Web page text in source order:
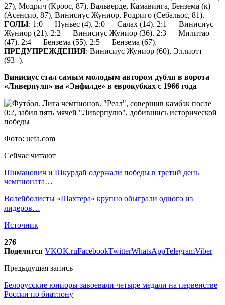
27), Модрич (Кроос, 87), Вальверде, Камавинга, Бензема (к)
(Асенсио, 87), Винисиус Жуниор, Родриго (Себальос, 81).
ГОЛЫ: 1:0 — Нуньес (4). 2:0 — Салах (14). 2:1 — Винисиус
Жуниор (21). 2:2 — Винисиус Жуниор (36). 2:3 — Милитао
(47). 2:4 — Бензема (55). 2:5 — Бензема (67).
ПРЕДУПРЕЖДЕНИЯ: Винисиус Жуниор (60), Эллиотт
(93+).
Винисиус стал самым молодым автором дубля в ворота
«Ливерпуля» на «Энфилде» в еврокубках с 1966 года
Фото: uefa.com
Сейчас читают
Шиманович и Шкурдай одержали победы в третий день
чемпионата…
Волейболисты «Шахтера» крупно обыграли одного из
лидеров…
Источник
276
Поделится VKOK.ruFacebookTwitterWhatsAppTelegramViber
Предыдущая запись
Белорусские юниоры завоевали четыре медали на первенстве
России по биатлону